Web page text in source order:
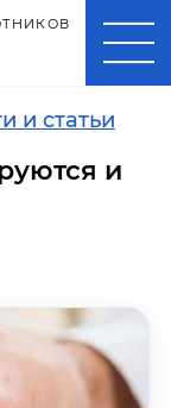
и статьи
и